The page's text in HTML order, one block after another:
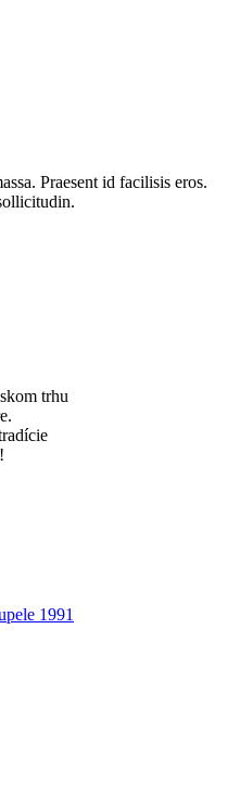
Praesent id facilisis eros.
trhu
1991